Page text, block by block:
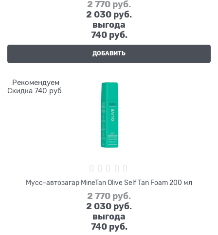
2 770 руб.
2 030 руб.
выгода
740 руб.
ДОБАВИТЬ
Рекомендуем
Скидка 740 руб.
Мусс-автозагар MineTan Olive Self Tan Foam 200 мл
2 770 руб.
2 030 руб.
выгода
740 руб.